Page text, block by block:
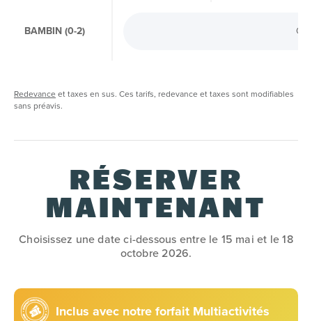
BAMBIN (0-2)
Redevance et taxes en sus. Ces tarifs, redevance et taxes sont modifiables
sans préavis.
RÉSERVER
MAINTENANT
Choisissez une date ci-dessous entre le 15 mai et le 18
octobre 2026.
Inclus avec notre forfait Multiactivités